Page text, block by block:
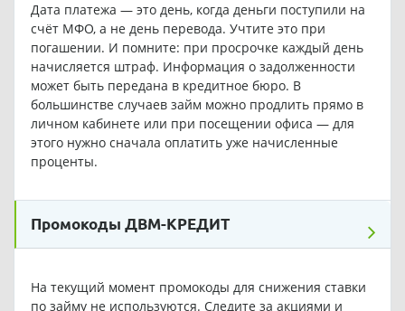
Дата платежа — это день, когда деньги поступили на
счёт МФО, а не день перевода. Учтите это при
погашении. И помните: при просрочке каждый день
начисляется штраф. Информация о задолженности
может быть передана в кредитное бюро. В
большинстве случаев займ можно продлить прямо в
личном кабинете или при посещении офиса — для
этого нужно сначала оплатить уже начисленные
проценты.
Промокоды ДВМ-КРЕДИТ
На текущий момент промокоды для снижения ставки
по займу не используются. Следите за акциями и